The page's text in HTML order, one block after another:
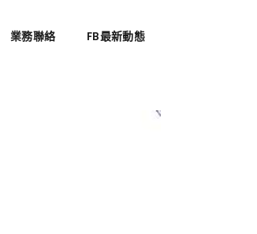
業務聯絡 FB最新動態